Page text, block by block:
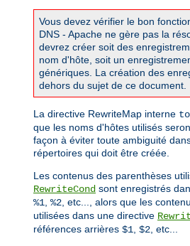
Vous devez vérifier le bon
DNS - Apache ne gère pas la
devrez créer soit des
nom d'hôte, soit un
génériques. La création des
dehors du sujet de ce document.
La directive RewriteMap interne
que les noms d'hôtes utilisés
façon à éviter toute ambiguité
répertoires qui doit être créée.
Les contenus des parenthèses
RewriteCond sont enregistrés
%1 %2 , etc..., alors que les
utilisées dans une directive
références arrières $1 $2 , etc...